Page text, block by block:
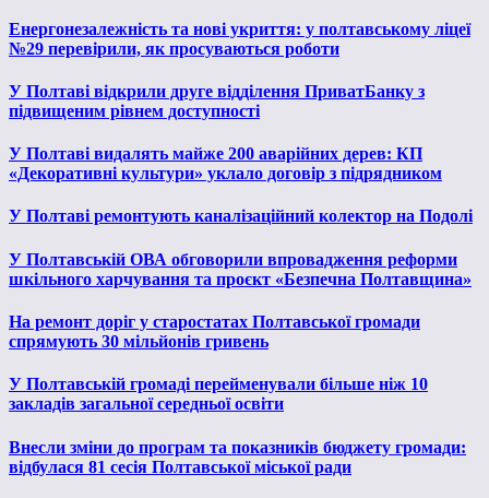
Енергонезалежність та нові укриття: у полтавському ліцеї
№29 перевірили, як просуваються роботи
У Полтаві відкрили друге відділення ПриватБанку з
підвищеним рівнем доступності
У Полтаві видалять майже 200 аварійних дерев: КП
«Декоративні культури» уклало договір з підрядником
У Полтаві ремонтують каналізаційний колектор на Подолі
У Полтавській ОВА обговорили впровадження реформи
шкільного харчування та проєкт «Безпечна Полтавщина»
На ремонт доріг у старостатах Полтавської громади
спрямують 30 мільйонів гривень
У Полтавській громаді перейменували більше ніж 10
закладів загальної середньої освіти
Внесли зміни до програм та показників бюджету громади:
відбулася 81 сесія Полтавської міської ради